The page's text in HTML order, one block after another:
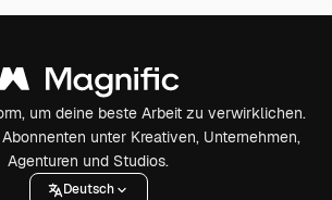
um deine beste Arbeit zu verwirklichen.
unter Kreativen, Unternehmen,
Agenturen und Studios.
Deutsch